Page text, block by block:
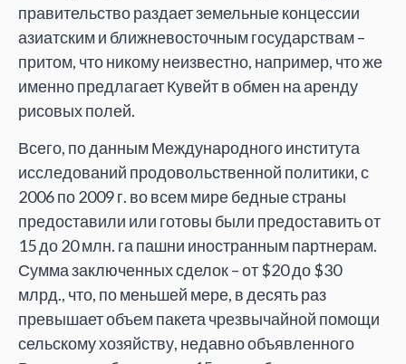
правительство раздает земельные концессии
азиатским и ближневосточным государствам –
притом, что никому неизвестно, например, что же
именно предлагает Кувейт в обмен на аренду
рисовых полей.
Всего, по данным Международного института
исследований продовольственной политики, с
2006 по 2009 г. во всем мире бедные страны
предоставили или готовы были предоставить от
15 до 20 млн. га пашни иностранным партнерам.
Сумма заключенных сделок – от $20 до $30
млрд., что, по меньшей мере, в десять раз
превышает объем пакета чрезвычайной помощи
сельскому хозяйству, недавно объявленного